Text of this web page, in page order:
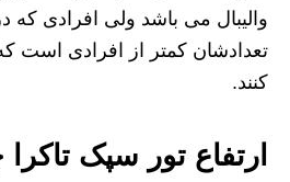
والیبال می باشد ولی افرادی که
تعدادشان کمتر از افرادی است
کنند.
ارتفاع تور سپک